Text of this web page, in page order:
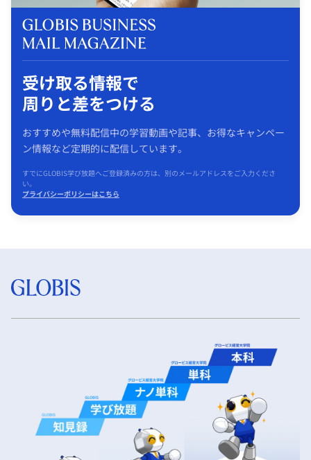
受け取る情報で
周りと差をつける
おすすめや無料配信中の学習動画や記事、お得なキャンペー
ン情報など定期的に配信しています。
すでにGLOBIS学び放題へご登録済みの方は、別のメールアドレスをご入力くださ
い。
プライバシーポリシーはこちら